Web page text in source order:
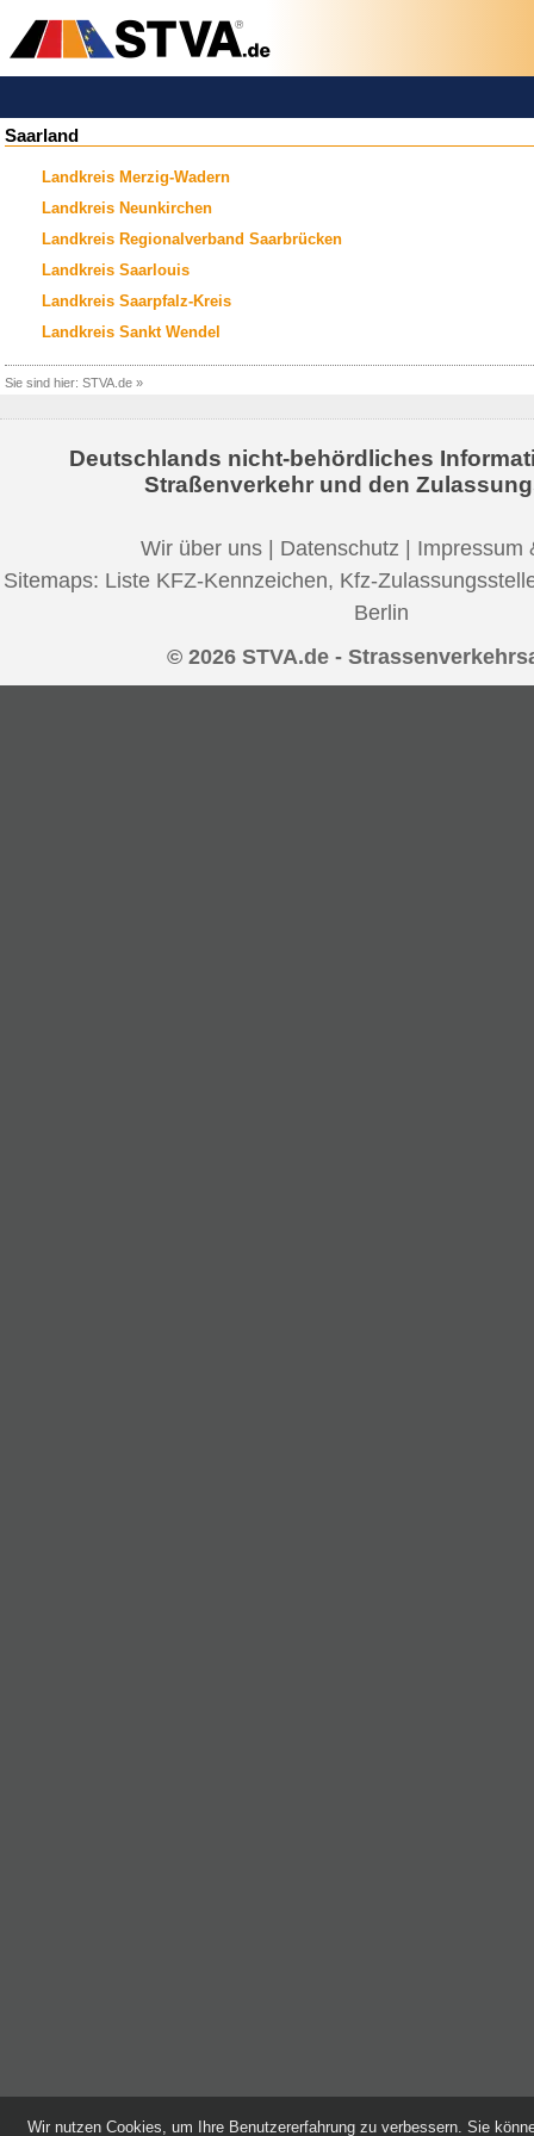
Wir nutzen Cookies, um Ihre Benutzererfahrung zu verbessern. Sie
Saarland
Landkreis Merzig-Wadern
Landkreis Neunkirchen
Landkreis Regionalverband Saarbrücken
Landkreis Saarlouis
Landkreis Saarpfalz-Kreis
Landkreis Sankt Wendel
Sie sind hier: STVA.de »
Deutschlands nicht-behördliches
Straßenverkehr und den
Wir über uns | Datenschutz | Impressum
Sitemaps: Liste KFZ-Kennzeichen, Kfz-
Berlin
© 2026 STVA.de -